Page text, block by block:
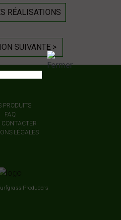
RÉALISATIONS
SUIVANTE >
PRODUITS
FAQ
CONTACTER
LÉGALES
Producers